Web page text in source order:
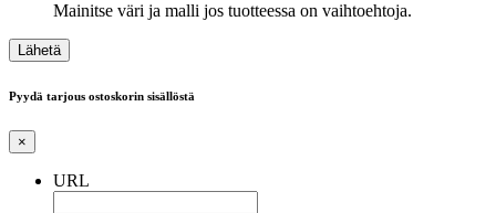
Mainitse väri ja malli jos tuotteessa on vaihtoehtoja.
Pyydä tarjous ostoskorin sisällöstä
×
URL